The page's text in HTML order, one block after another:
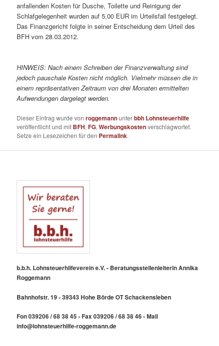
anfallenden Kosten für Dusche, Toilette und Reinigung der
Schlafgelegenheit wurden auf 5,00 EUR im Urteilsfall festgelegt.
Das Finanzgericht folgte in seiner Entscheidung dem Urteil des
BFH vom 28.03.2012.
HINWEIS: Nach einem Schreiben der Finanzverwaltung sind
jedoch pauschale Kosten nicht möglich. Vielmehr müssen die in
einem repräsentativen Zeitraum von drei Monaten ermittelten
Aufwendungen dargelegt werden.
Dieser Eintrag wurde vonroggemannunterbbh Lohnsteuerhilfe
veröffentlicht und mit BFH,FG,Werbungskostenverschlagwortet.
Setze ein Lesezeichen für den Permalink.
b.b.h. Lohnsteuerhilfeverein e.V. - Beratungsstellenleiterin Annika
Roggemann
Bahnhofstr. 19 - 39343 Hohe Börde OT Schackensleben
Fon 039206 / 68 38 45 - Fax 039206 / 68 38 46 - Mail
info@lohnsteuerhilfe-roggemann.de